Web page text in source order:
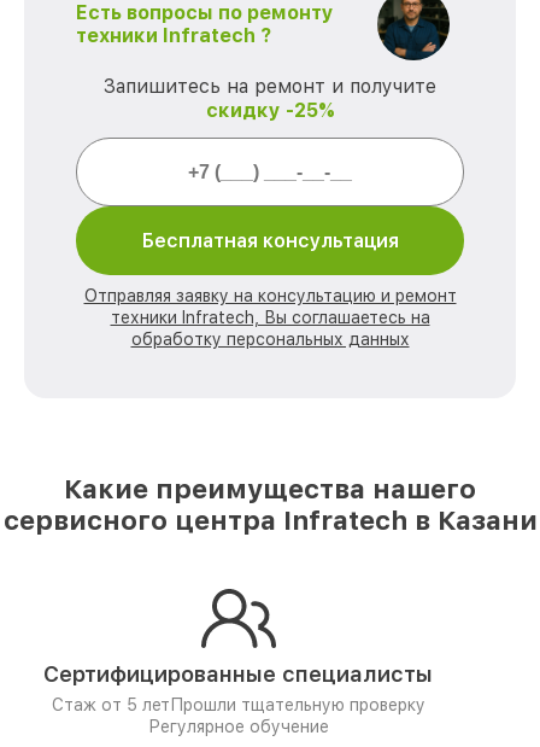
Есть вопросы по ремонту
техники Infratech ?
Запишитесь на ремонт и получите
скидку -25%
Бесплатная консультация
Отправляя заявку на консультацию и ремонт
техники Infratech, Вы соглашаетесь на
обработку персональных данных
Какие преимущества нашего
сервисного центра Infratech в Казани
Сертифицированные специалисты
Стаж от 5 лет Прошли тщательную проверку
Регулярное обучение